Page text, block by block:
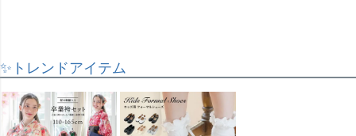
✨トレンドアイテム